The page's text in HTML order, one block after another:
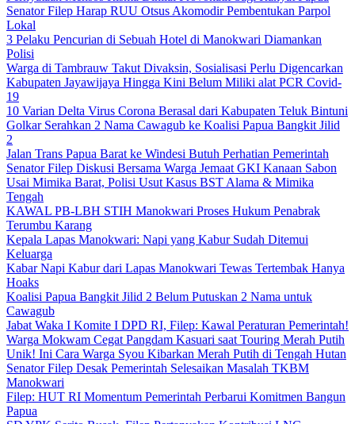
Senator Filep Harap RUU Otsus Akomodir Pembentukan Parpol
Lokal
3 Pelaku Pencurian di Sebuah Hotel di Manokwari Diamankan
Polisi
Warga di Tambrauw Takut Divaksin, Sosialisasi Perlu Digencarkan
Kabupaten Jayawijaya Hingga Kini Belum Miliki alat PCR Covid-
19
10 Varian Delta Virus Corona Berasal dari Kabupaten Teluk Bintuni
Golkar Serahkan 2 Nama Cawagub ke Koalisi Papua Bangkit Jilid
2
Jalan Trans Papua Barat ke Windesi Butuh Perhatian Pemerintah
Senator Filep Diskusi Bersama Warga Jemaat GKI Kanaan Sabon
Usai Mimika Barat, Polisi Usut Kasus BST Alama & Mimika
Tengah
KAWAL PB-LBH STIH Manokwari Proses Hukum Penabrak
Terumbu Karang
Kepala Lapas Manokwari: Napi yang Kabur Sudah Ditemui
Keluarga
Kabar Napi Kabur dari Lapas Manokwari Tewas Tertembak Hanya
Hoaks
Koalisi Papua Bangkit Jilid 2 Belum Putuskan 2 Nama untuk
Cawagub
Jabat Waka I Komite I DPD RI, Filep: Kawal Peraturan Pemerintah!
Warga Mokwam Cegat Pangdam Kasuari saat Touring Merah Putih
Unik! Ini Cara Warga Syou Kibarkan Merah Putih di Tengah Hutan
Senator Filep Desak Pemerintah Selesaikan Masalah TKBM
Manokwari
Filep: HUT RI Momentum Pemerintah Perbarui Komitmen Bangun
Papua